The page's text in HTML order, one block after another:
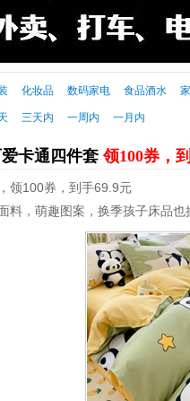
化妆品 数码家电 食品酒水
三天内 一周内 一月内
爱卡通四件套领100券，
领100券，到手69.9元
料，萌趣图案，换季孩子床品也
宝优惠券+淘宝返利